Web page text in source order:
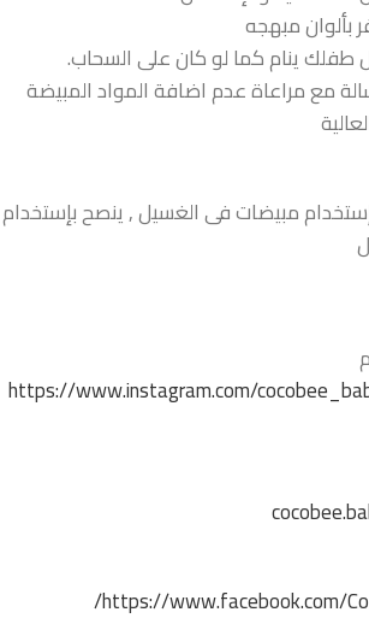
بألوان مبهجه
ينام كما لو كان على السحاب.
مع مراعاة عدم اضافة المواد المبيضة
مبيضات فى الغسيل , ينصح بإستخدام
https://www.instagram.com/
https://www.facebook.com/